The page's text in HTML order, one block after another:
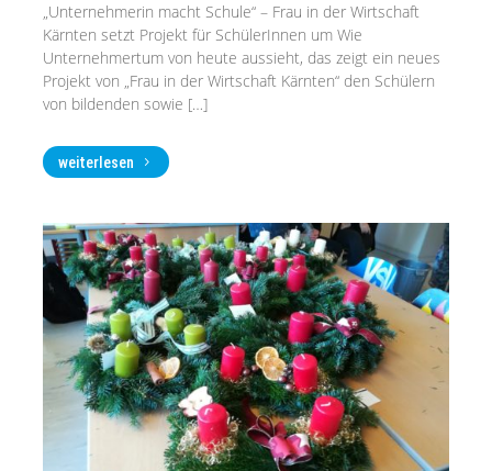
„Unternehmerin macht Schule“ – Frau in der Wirtschaft
Kärnten setzt Projekt für SchülerInnen um Wie
Unternehmertum von heute aussieht, das zeigt ein neues
Projekt von „Frau in der Wirtschaft Kärnten“ den Schülern
von bildenden sowie […]
weiterlesen